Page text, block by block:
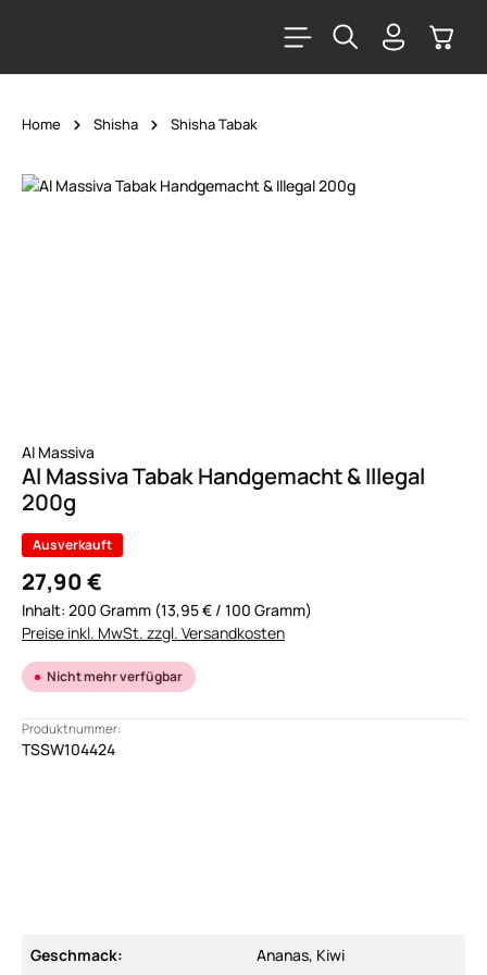
Home Shisha Shisha Tabak
Bildergalerie überspringen
Al Massiva
Al Massiva Tabak Handgemacht & Illegal
200g
Ausverkauft
27,90 €
Inhalt: 200 Gramm (13,95 € / 100 Gramm)
Preise inkl. MwSt. zzgl. Versandkosten
Nicht mehr verfügbar
Produktnummer:
TSSW104424
Geschmack: Ananas, Kiwi